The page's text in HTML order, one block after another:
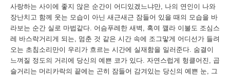
사랑하는 사이에 좋지 않은 순간이 어디있겠느냐만, 나의 연인이 나와
장난치고 함께 웃는 모습이 아닌 새근새근 잠들어 있을 때의 모습을 바
라보는 순간 실로 마법같다. 어슴푸레한 새벽 , 혹여 깰라 이불도 조심스
레 바스락거리게 되는, 멈춘 것 같은 시간 속에 조그맣게 어디선가 들려
오는 초침소리만이 우리가 흐르는 시간에 실재함을 일러준다. 숨결이
느껴질 정도의 거리에 당신의 예쁜 코가 있다. 자연스럽게 헝클어진 , 곱
슬거리는 머리카락의 끝에는 곤히 잠들어 감겨있는 당신의 예쁜 눈, 그